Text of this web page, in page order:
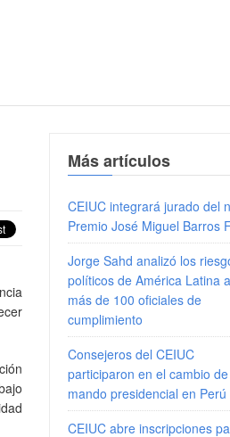
Más artículos
CEIUC integrará jurado del
Premio José Miguel Barros
Jorge Sahd analizó los
políticos de América Latina
más de 100 oficiales de
cumplimiento
Consejeros del CEIUC
participaron en el cambio de
mando presidencial en Perú
CEIUC abre inscripciones